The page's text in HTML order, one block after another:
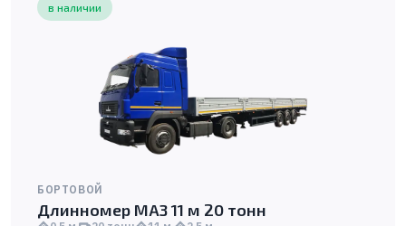
в наличии
БОРТОВОЙ
Длинномер МАЗ 11 м 20 тонн